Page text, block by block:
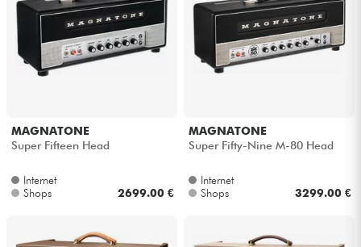
MAGNATONE
Super Fifteen Head
Internet
Shops
2699.00 €
MAGNATONE
Super Fifty-Nine M-80 Head
Internet
Shops
3299.00 €